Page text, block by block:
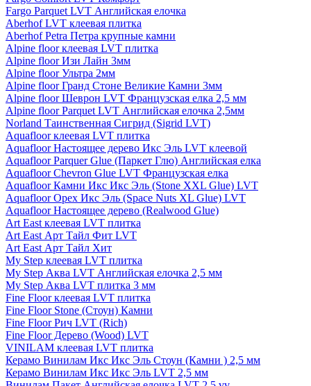
Fargo Parquet LVT Английская елочка
Aberhof LVT клеевая плитка
Aberhof Petra Петра крупные камни
Alpine floor клеевая LVT плитка
Alpine floor Изи Лайн 3мм
Alpine floor Ультра 2мм
Alpine floor Гранд Стоне Великие Камни 3мм
Alpine floor Шеврон LVT Французская елка 2,5 мм
Alpine floor Parquet LVT Английская елочка 2,5мм
Norland Таинственная Сигрид (Sigrid LVT)
Aquafloor клеевая LVT плитка
Aquafloor Настоящее дерево Икс Эль LVT клеевой
Aquafloor Parquer Glue (Паркет Глю) Английская елка
Aquafloor Chevron Glue LVT Французская елка
Aquafloor Камни Икс Икс Эль (Stone XXL Glue) LVT
Aquafloor Орех Икс Эль (Space Nuts XL Glue) LVT
Aquafloor Настоящее дерево (Realwood Glue)
Art East клеевая LVT плитка
Art East Арт Тайл Фит LVT
Art East Арт Тайл Хит
My Step клеевая LVT плитка
My Step Аква LVT Английская елочка 2,5 мм
My Step Аква LVT плитка 3 мм
Fine Floor клеевая LVT плитка
Fine Floor Stone (Стоун) Камни
Fine Floor Рич LVT (Rich)
Fine Floor Дерево (Wood) LVT
VINILAM клеевая LVT плитка
Керамо Винилам Икс Икс Эль Стоун (Камни ) 2,5 мм
Керамо Винилам Икс Икс Эль LVT 2,5 мм